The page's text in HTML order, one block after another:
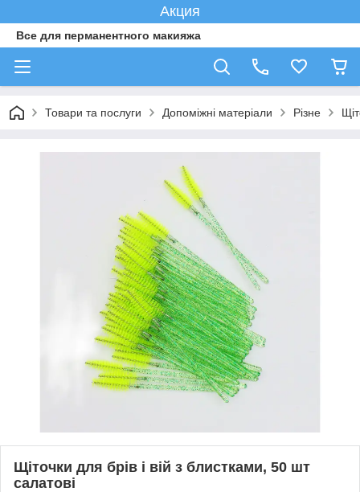
Акция
Все для перманентного макияжа
Товари та послуги Допоміжні матеріали Різне
Щіточки для брів і вій з блистками, 50 шт
салатові